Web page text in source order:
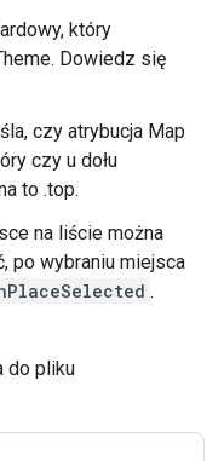
który
Dowiedz się
czy atrybucja Map
czy u dołu
to .top.
na liście można
po wybraniu miejsca
.
do pliku